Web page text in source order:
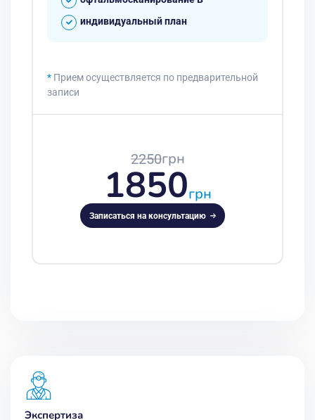
индивидуальный план
* Прием осуществляется по предварительной
записи
2250грн
1850грн
Записаться на консультацию
Экспертиза